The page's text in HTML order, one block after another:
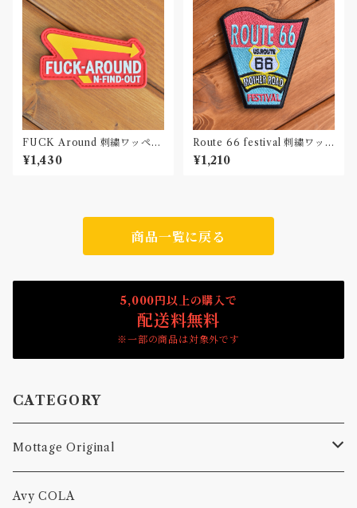
FUCK Around 刺繍ワッペン
Patch
¥1,430
Route 66 festival 刺繍ワッ
ペン Patch
¥1,210
商品一覧に戻る
5,000円以上の購入で
配送料無料
※一部の商品は対象外です
CATEGORY
Mottage Original
Tシャツ
Avy COLA